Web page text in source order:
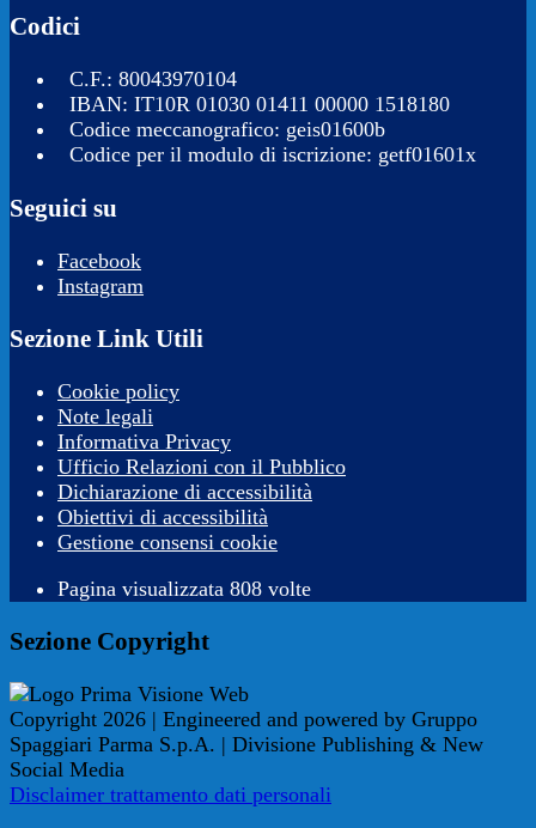
Codici
C.F.: 80043970104
IBAN: IT10R 01030 01411 00000 1518180
Codice meccanografico: geis01600b
Codice per il modulo di iscrizione: getf01601x
Seguici su
Facebook
Instagram
Sezione Link Utili
Cookie policy
Note legali
Informativa Privacy
Ufficio Relazioni con il Pubblico
Dichiarazione di accessibilità
Obiettivi di accessibilità
Gestione consensi cookie
Pagina visualizzata 808 volte
Sezione Copyright
Copyright 2026 | Engineered and powered by Gruppo
Spaggiari Parma S.p.A. | Divisione Publishing & New
Social Media
Disclaimer trattamento dati personali